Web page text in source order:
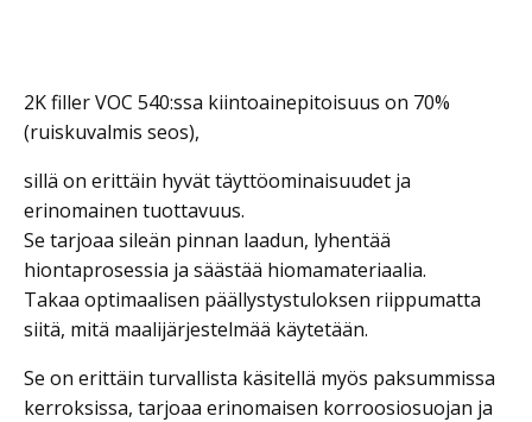
2K filler VOC 540:ssa kiintoainepitoisuus on 70%
(ruiskuvalmis seos),
sillä on erittäin hyvät täyttöominaisuudet ja
erinomainen tuottavuus.
Se tarjoaa sileän pinnan laadun, lyhentää
hiontaprosessia ja säästää hiomamateriaalia.
Takaa optimaalisen päällystystuloksen riippumatta
siitä, mitä maalijärjestelmää käytetään.
Se on erittäin turvallista käsitellä myös paksummissa
kerroksissa, tarjoaa erinomaisen korroosiosuojan ja